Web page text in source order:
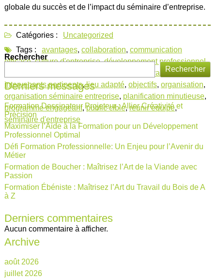
globale du succès et de l’impact du séminaire d’entreprise.
Catégories :
Uncategorized
Tags :
avantages, collaboration, communication
efficace,culture d'entreprise,développement professionnel,
innovation,
intervenants pertinents,lieu adapté, objectifs, organisation,
organisation séminaire entreprise, planification minutieuse,
programme engageant,public cible,réunir équipe,
séminaire d'entreprise
Rechercher
Rechercher
Derniers messages
Formation Dessinateur Projeteur : Allier Créativité et
Précision
Maximiser l’Aide à la Formation pour un Développement
Professionnel Optimal
Défi Formation Professionnelle: Un Enjeu pour l’Avenir du
Métier
Formation de Boucher : Maîtrisez l’Art de la Viande avec
Passion
Formation Ébéniste : Maîtrisez l’Art du Travail du Bois de A
à Z
Derniers commentaires
Aucun commentaire à afficher.
Archive
août 2026
juillet 2026